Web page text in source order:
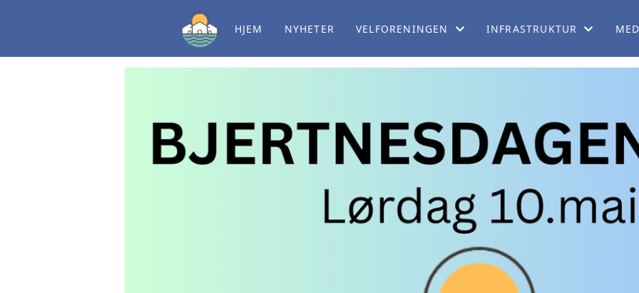
HJEM NYHETER VELFORENINGEN
VEDTEKTER
INFRASTRUKTUR
SOMMERVEDLIKEHOLD
VEGETASJON LANGS VEI –
VINTERVEDLIKEHOLD